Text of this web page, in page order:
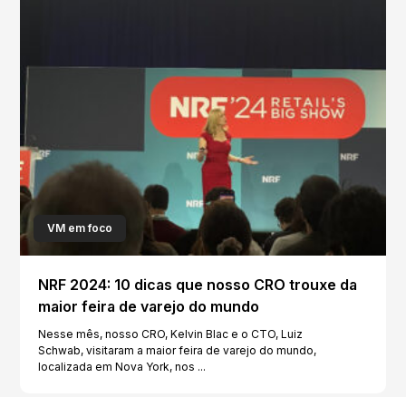
VM em foco
NRF 2024: 10 dicas que nosso CRO trouxe da
maior feira de varejo do mundo
Nesse mês, nosso CRO, Kelvin Blac e o CTO, Luiz
Schwab, visitaram a maior feira de varejo do mundo,
localizada em Nova York, nos ...